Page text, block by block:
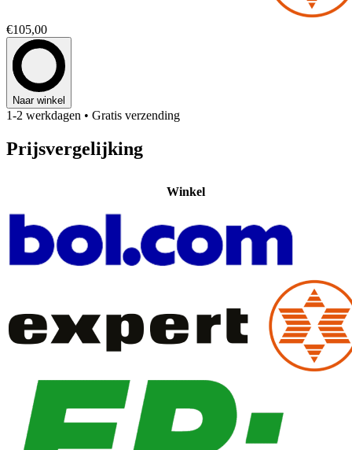
€105,00
Naar winkel
1-2 werkdagen • Gratis verzending
Prijsvergelijking
Winkel